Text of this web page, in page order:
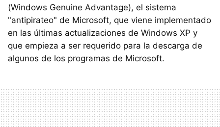
(Windows Genuine Advantage), el sistema
"antipirateo" de Microsoft, que viene implementado
en las últimas actualizaciones de Windows XP y
que empieza a ser requerido para la descarga de
algunos de los programas de Microsoft.